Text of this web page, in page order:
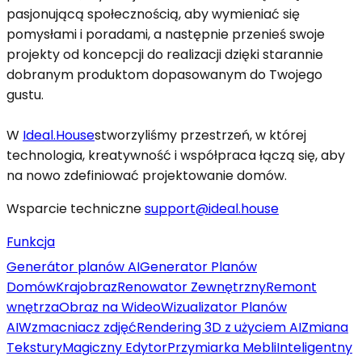
pasjonującą społecznością, aby wymieniać się
pomysłami i poradami, a następnie przenieś swoje
projekty od koncepcji do realizacji dzięki starannie
dobranym produktom dopasowanym do Twojego
gustu.
W Ideal.Housestworzyliśmy przestrzeń, w której
technologia, kreatywność i współpraca łączą się, aby
na nowo zdefiniować projektowanie domów.
Wsparcie technicznesupport@ideal.house
Funkcja
Generátor planów AIGenerator Planów
DomówKrajobrazRenowator ZewnętrznyRemont
wnętrzaObraz na WideoWizualizator Planów
AIWzmacniacz zdjęćRendering 3D z użyciem AIZmiana
TeksturyMagiczny EdytorPrzymiarka MebliInteligentny